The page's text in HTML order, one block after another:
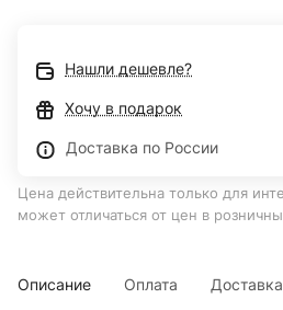
Нашли дешевле?
Хочу в подарок
Доставка по России
Цена действительна только для
может отличаться от цен в
Описание Оплата Доставка